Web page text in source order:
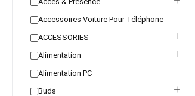
Accessoires Voiture Pour Téléphone
ACCESSORIES
Alimentation
Alimentation PC
Buds